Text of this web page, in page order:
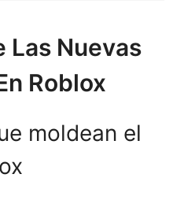
Las Nuevas
Roblox
moldean el